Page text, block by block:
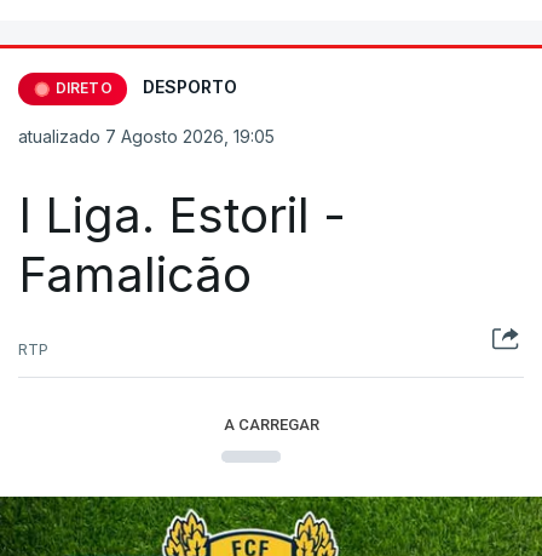
DIRETO DESPORTO
atualizado 7 Agosto 2026, 19:05
I Liga. Estoril -
Famalicão
RTP
A CARREGAR